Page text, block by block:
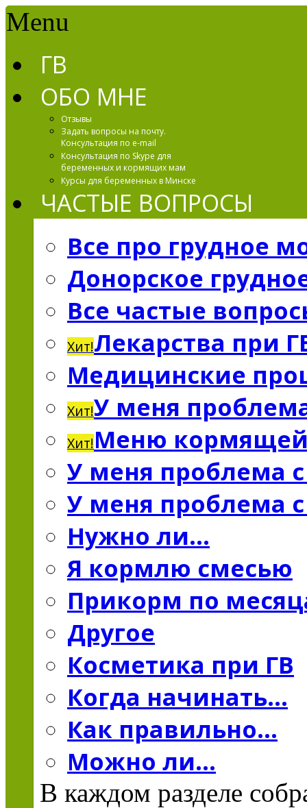
Menu
ГВ
ОБО МНЕ
Отзывы
Задать вопросы на почту.
Консультация по e-mail
Консультация по Skype для
беременных и кормящих мам
Курсы для беременных в Минске
ЧАСТЫЕ ВОПРОСЫ
Все про грудное
Донорское
Все частые
Хит!Лекарства при
Медицинские
Хит!У меня
Хит!Меню
У меня проблема
У меня проблема
Нужно ли…
Я кормлю смесью
Прикорм по
Другое
Косметика при ГВ
Когда начинать...
Как правильно...
Можно ли...
В каждом разделе